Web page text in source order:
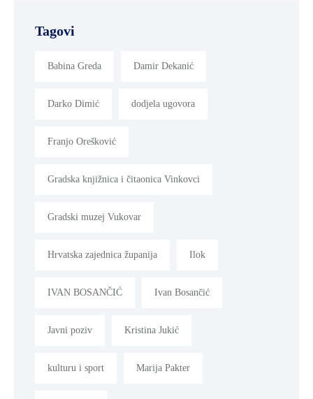
Tagovi
Babina Greda Damir Dekanić
Darko Dimić dodjela ugovora
Franjo Orešković
Gradska knjižnica i čitaonica Vinkovci
Gradski muzej Vukovar
Hrvatska zajednica županija Ilok
IVAN BOSANČIĆ Ivan Bosančić
Javni poziv Kristina Jukić
kulturu i sport Marija Pakter